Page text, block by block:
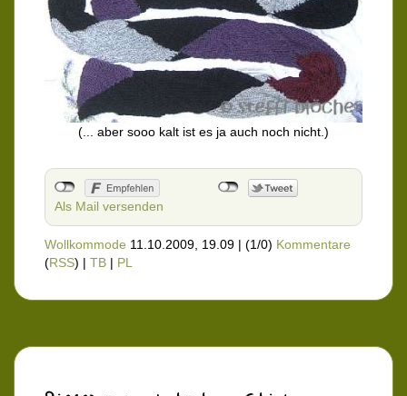
(... aber sooo kalt ist es ja auch noch nicht.)
Als Mail versenden
Wollkommode 11.10.2009, 19.09 | (1/0) Kommentare
(RSS) | TB | PL